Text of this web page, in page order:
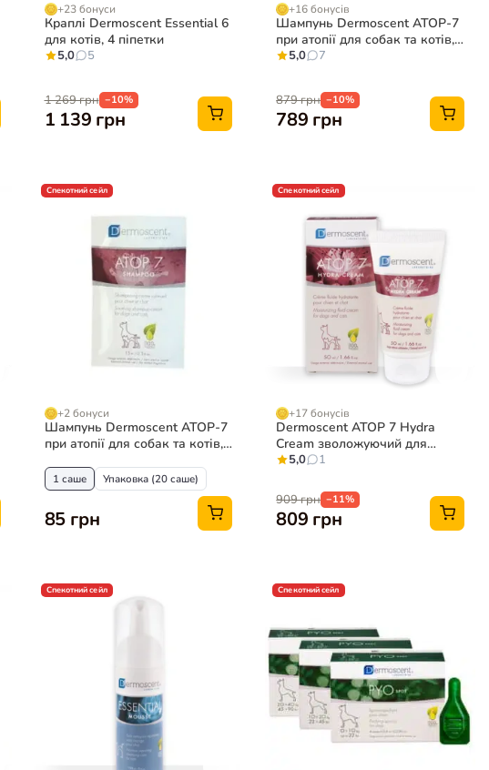
+23 бонуси
Краплі Dermoscent Essential 6
для котів, 4 піпетки
5,0 5
1 269 грн −10%
1 139 грн
+16 бонусів
Шампунь Dermoscent ATOP-7
при атопії для собак та котів,
200 мл
5,0 7
879 грн −10%
789 грн
Спекотний сейл
+2 бонуси
Шампунь Dermoscent ATOP-7
при атопії для собак та котів,
1 саше Упаковка (20 саше)
85 грн
Спекотний сейл
+17 бонусів
Dermoscent ATOP 7 Hydra
Cream зволожуючий для
собак та котів
5,0 1
909 грн −11%
809 грн
Спекотний сейл Спекотний сейл